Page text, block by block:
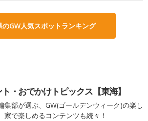
のGW人気スポットランキング
・おでかけトピックス【東海】
集部が選ぶ、GW(ゴールデンウィーク)の楽し
家で楽しめるコンテンツも続々！